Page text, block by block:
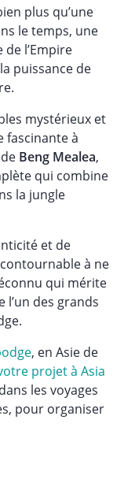
plus qu’une
le temps, une
l’Empire
puissance de
mystérieux et
fascinante à
Beng Mealea,
qui combine
la jungle
et de
à ne
qui mérite
l’un des grands
, en Asie de
projet à Asia
les voyages
pour organiser